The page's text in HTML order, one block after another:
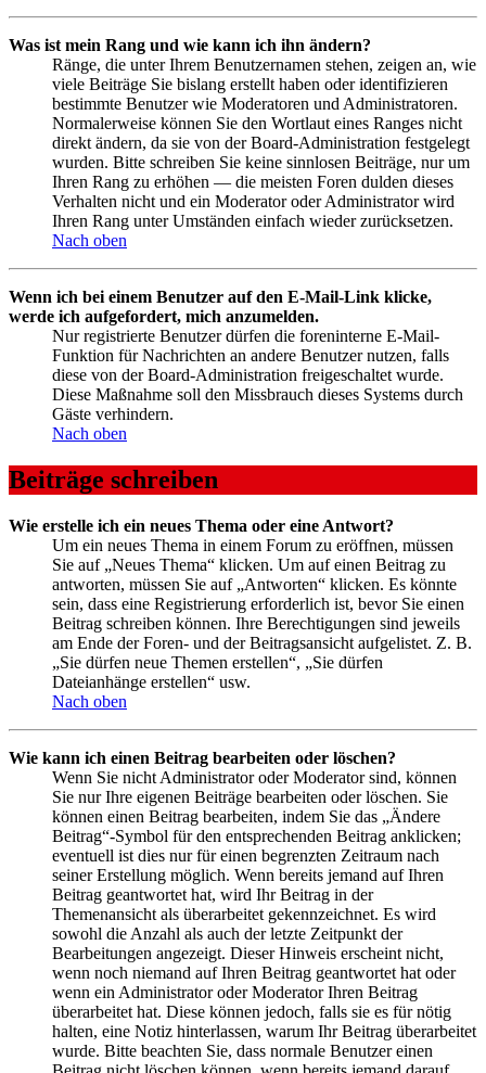
Was ist mein Rang und wie kann ich ihn ändern?
Ränge, die unter Ihrem Benutzernamen stehen, zeigen an, wie
viele Beiträge Sie bislang erstellt haben oder identifizieren
bestimmte Benutzer wie Moderatoren und Administratoren.
Normalerweise können Sie den Wortlaut eines Ranges nicht
direkt ändern, da sie von der Board-Administration festgelegt
wurden. Bitte schreiben Sie keine sinnlosen Beiträge, nur um
Ihren Rang zu erhöhen — die meisten Foren dulden dieses
Verhalten nicht und ein Moderator oder Administrator wird
Ihren Rang unter Umständen einfach wieder zurücksetzen.
Nach oben
Wenn ich bei einem Benutzer auf den E-Mail-Link klicke,
werde ich aufgefordert, mich anzumelden.
Nur registrierte Benutzer dürfen die foreninterne E-Mail-
Funktion für Nachrichten an andere Benutzer nutzen, falls
diese von der Board-Administration freigeschaltet wurde.
Diese Maßnahme soll den Missbrauch dieses Systems durch
Gäste verhindern.
Nach oben
Beiträge schreiben
Wie erstelle ich ein neues Thema oder eine Antwort?
Um ein neues Thema in einem Forum zu eröffnen, müssen
Sie auf „Neues Thema“ klicken. Um auf einen Beitrag zu
antworten, müssen Sie auf „Antworten“ klicken. Es könnte
sein, dass eine Registrierung erforderlich ist, bevor Sie einen
Beitrag schreiben können. Ihre Berechtigungen sind jeweils
am Ende der Foren- und der Beitragsansicht aufgelistet. Z. B.
„Sie dürfen neue Themen erstellen“, „Sie dürfen
Dateianhänge erstellen“ usw.
Nach oben
Wie kann ich einen Beitrag bearbeiten oder löschen?
Wenn Sie nicht Administrator oder Moderator sind, können
Sie nur Ihre eigenen Beiträge bearbeiten oder löschen. Sie
können einen Beitrag bearbeiten, indem Sie das „Ändere
Beitrag“-Symbol für den entsprechenden Beitrag anklicken;
eventuell ist dies nur für einen begrenzten Zeitraum nach
seiner Erstellung möglich. Wenn bereits jemand auf Ihren
Beitrag geantwortet hat, wird Ihr Beitrag in der
Themenansicht als überarbeitet gekennzeichnet. Es wird
sowohl die Anzahl als auch der letzte Zeitpunkt der
Bearbeitungen angezeigt. Dieser Hinweis erscheint nicht,
wenn noch niemand auf Ihren Beitrag geantwortet hat oder
wenn ein Administrator oder Moderator Ihren Beitrag
überarbeitet hat. Diese können jedoch, falls sie es für nötig
halten, eine Notiz hinterlassen, warum Ihr Beitrag überarbeitet
wurde. Bitte beachten Sie, dass normale Benutzer einen